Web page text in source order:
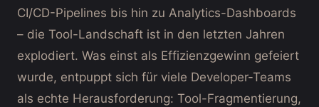
CI/CD-Pipelines bis hin zu Analytics-Dashboards
– die Tool-Landschaft ist in den letzten Jahren
explodiert. Was einst als Effizienzgewinn gefeiert
wurde, entpuppt sich für viele Developer-Teams
als echte Herausforderung: Tool-Fragmentierung,